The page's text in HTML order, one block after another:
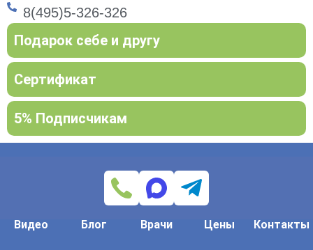
8(495)5-326-326
Подарок себе и другу
Сертификат
5% Подписчикам
Видео Блог Врачи Цены Контакты